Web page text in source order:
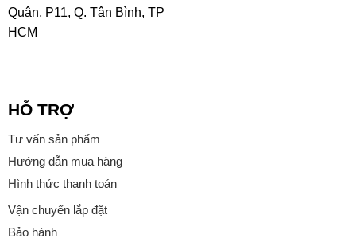
Quân, P11, Q. Tân Bình, TP
HCM
HỖ TRỢ
Tư vấn sản phẩm
Hướng dẫn mua hàng
Hình thức thanh toán
Vận chuyển lắp đặt
Bảo hành